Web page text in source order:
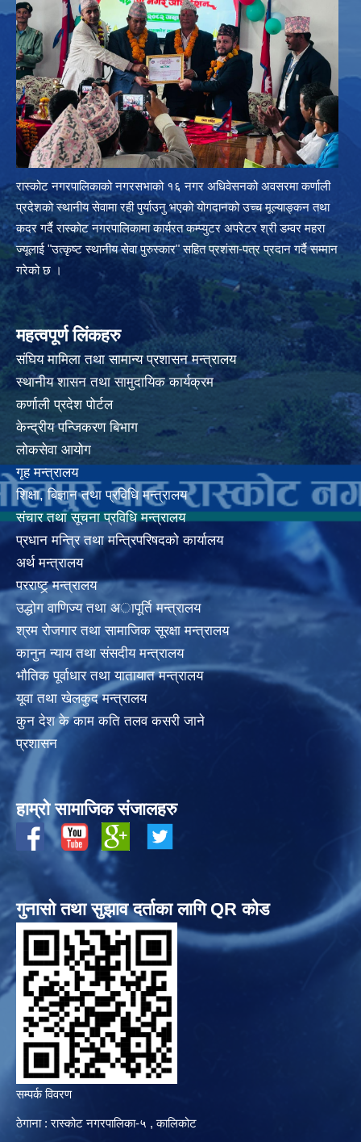
रास्कोट नगरपालिकाको नगरसभाको १६ नगर अधिवेसनको अवसरमा कर्णाली
प्रदेशको स्थानीय सेवामा रही पुर्याउनु भएको योगदानको उच्च मूल्याङ्कन तथा
कदर गर्दै रास्कोट नगरपालिकामा कार्यरत कम्प्युटर अपरेटर श्री डम्वर महरा
ज्यूलाई "उत्कृष्ट स्थानीय सेवा पुरुस्कार" सहित प्रशंसा-पत्र प्रदान गर्दै सम्मान
गरेको छ ।
महत्वपूर्ण लिंकहरु
संघिय मामिला तथा सामान्य प्रशासन मन्त्रालय
स्थानीय शासन तथा सामुदायिक कार्यक्रम
कर्णाली प्रदेश पोर्टल
केन्द्रीय पन्जिकरण बिभाग
लोकसेवा आयोग
गृह मन्त्रालय
शिक्षा, बिज्ञान तथा प्रविधि मन्त्रालय
संचार तथा सूचना प्रविधि मन्त्रालय
प्रधान मन्त्रि तथा मन्त्रिपरिषदको कार्यालय
अर्थ मन्त्रालय
परराष्ट्र् मन्त्रालय
उद्धोग वाणिज्य तथा अापूर्ति मन्त्रालय
श्रम रोजगार तथा सामाजिक सूरक्षा मन्त्रालय
कानुन न्याय तथा संसदीय मन्त्रालय
भाैतिक पूर्वाधार तथा यातायात मन्त्रालय
यूवा तथा खेलकुद मन्त्रालय
कुन देश के काम कति तलव कसरी जाने
प्रशासन
हाम्रो सामाजिक संजालहरु
गुनासो तथा सुझाव दर्ताका लागि QR कोड
सम्पर्क विवरण
ठेगाना : रास्कोट नगरपालिका-५ , कालिकोट